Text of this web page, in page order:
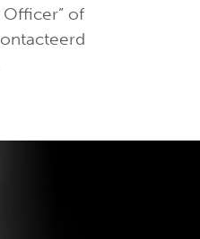
Officer” of